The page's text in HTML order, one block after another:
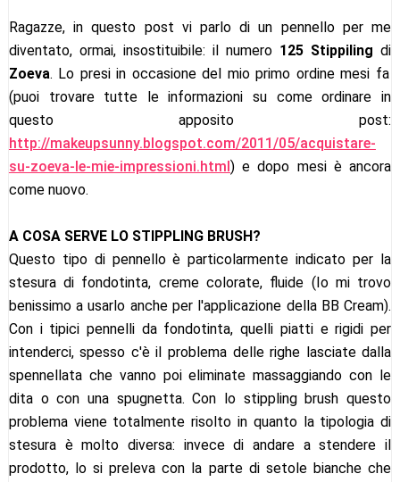
Ragazze, in questo post vi parlo di un pennello per me
diventato, ormai, insostituibile: il numero 125 Stippilingdi
Zoeva. Lo presi in occasione del mio primo ordine mesi fa
(puoi trovare tutte le informazioni su come ordinare in
questo apposito post:
http://makeupsunny.blogspot.com/2011/05/acquistare-
su-zoeva-le-mie-impressioni.html ) e dopo mesi è ancora
come nuovo.
A COSA SERVE LO STIPPLING BRUSH?
Questo tipo di pennello è particolarmente indicato per la
stesura di fondotinta, creme colorate, fluide (Io mi trovo
benissimo a usarlo anche per l'applicazione della BB Cream).
Con i tipici pennelli da fondotinta, quelli piatti e rigidi per
intenderci, spesso c'è il problema delle righe lasciate dalla
spennellata che vanno poi eliminate massaggiando con le
dita o con una spugnetta. Con lo stippling brush questo
problema viene totalmente risolto in quanto la tipologia di
stesura è molto diversa: invece di andare a stendere il
prodotto, lo si preleva con la parte di setole bianche che